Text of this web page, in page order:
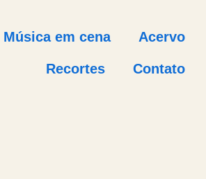
Música em cena Acervo
Recortes Contato